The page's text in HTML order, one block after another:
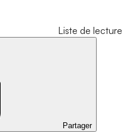
Liste de lecture
Partager